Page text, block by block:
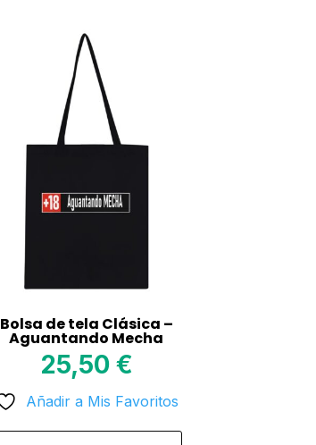
Bolsa de tela Clásica –
Aguantando Mecha
25,50 €
Añadir a Mis Favoritos